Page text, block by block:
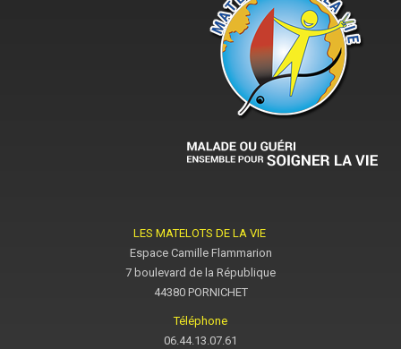
LES MATELOTS DE LA VIE
Espace Camille Flammarion
7 boulevard de la République
44380 PORNICHET
Téléphone
06.44.13.07.61